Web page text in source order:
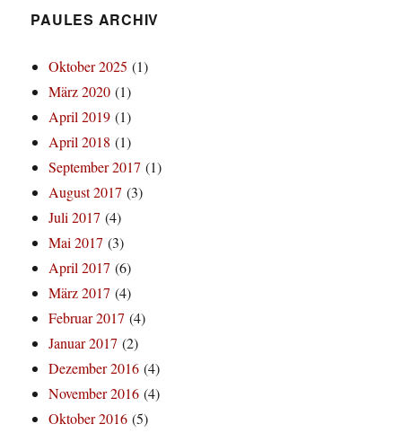
PAULES ARCHIV
Oktober 2025 (1)
März 2020 (1)
April 2019 (1)
April 2018 (1)
September 2017 (1)
August 2017 (3)
Juli 2017 (4)
Mai 2017 (3)
April 2017 (6)
März 2017 (4)
Februar 2017 (4)
Januar 2017 (2)
Dezember 2016 (4)
November 2016 (4)
Oktober 2016 (5)